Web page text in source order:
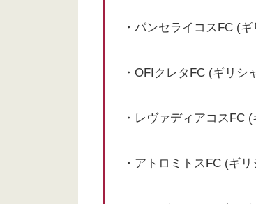
・パンセライコスFC (
・OFIクレタFC (ギリシ
・レヴァディアコスFC
・アトロミトスFC (ギ